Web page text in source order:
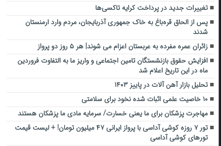
تغییرات جدید در پرداخت کرایه تاکسی‌ها
پس از الحاق قره‌باغ به خاک جمهوری آذربایجان، مردم وارد ارمنستان
شدند
زائران عمره مفرده به عربستان اعزام می شوند| هر ۵ روز دو پرواز
افزایش حقوق بازنشستگان تامین اجتماعی و واریز ما به التفاوت فروردین
ماه در این تاریخ اعلام شد
تحلیل بازار آهن‌ آلات در پاییز ۱۴۰۳
۱۰ خاصیت علمی اثبات شده نخود برای سلامتی
مهاجرت پزشکان برای ما یعنی خسارت/ سرمایه مادی ما پزشکان هستند
تور ۷ روزه کوشی آداسی با پرواز ایرانی ۴۷ میلیون تومان! + لیست قیمت
تورهای کوشی آداسی